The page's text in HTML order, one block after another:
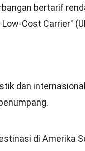
bertarif
Cost Carrier"
dan
di Amerika